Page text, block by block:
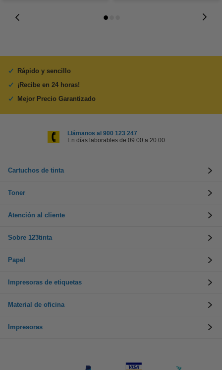
Rápido y sencillo
¡Recibe en 24 horas!
Mejor Precio Garantizado
Llámanos al 900 123 247
En días laborables de 09:00 a 20:00.
Cartuchos de tinta
Toner
Atención al cliente
Sobre 123tinta
Papel
Impresoras de etiquetas
Material de oficina
Impresoras